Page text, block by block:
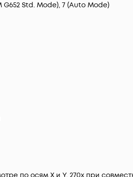
G652 Std. Mode), 7 (Auto Mode)